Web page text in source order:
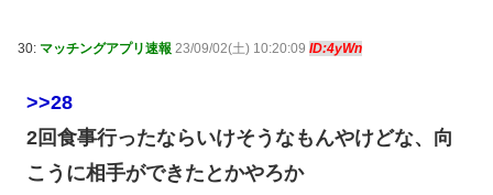
30: マッチングアプリ速報 23/09/02(土) 10:20:09 ID:4yWn
>>28
2回食事行ったならいけそうなもんやけどな、向
こうに相手ができたとかやろか